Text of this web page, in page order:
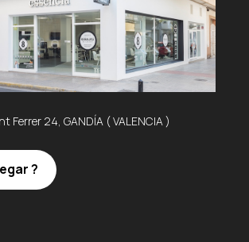
Ferrer 24, GANDÍA ( VALENCIA )
?